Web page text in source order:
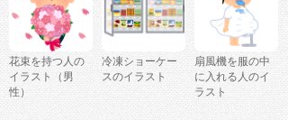
花束を持つ人の
イラスト（男
性）
冷凍ショーケー
スのイラスト
扇風機を服の中
に入れる人のイ
ラスト